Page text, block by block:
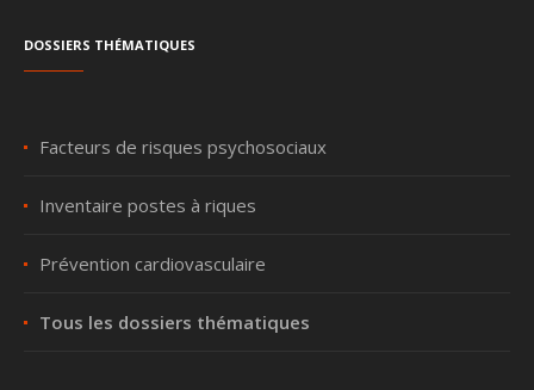
Dossiers thématiques
Facteurs de risques psychosociaux
Inventaire postes à riques
Prévention cardiovasculaire
Tous les dossiers thématiques